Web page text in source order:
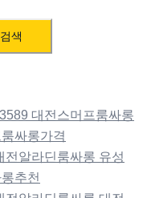
대전스머프룸싸롱
싸롱가격
전알라딘룸싸롱 유성
추천